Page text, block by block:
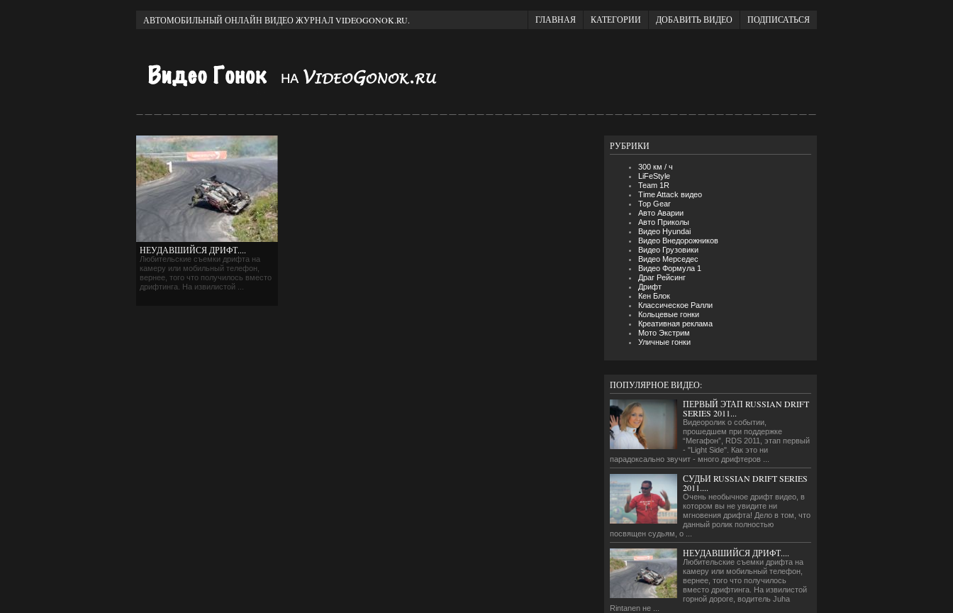
АВТОМОБИЛЬНЫЙ ОНЛАЙН ВИДЕО ЖУРНАЛ VIDEOGONOK.RU. ГЛАВНАЯ КАТЕГОРИИ ДОБАВИТЬ ВИДЕО ПОДПИСАТЬСЯ
НЕУДАВШИЙСЯ ДРИФТ....
Любительские съемки дрифта на
камеру или мобильный телефон,
вернее, того что получилось вместо
дрифтинга. На извилистой ...
РУБРИКИ
300 км / ч
LiFeStyle
Team 1R
Time Attack видео
Top Gear
Авто Аварии
Авто Приколы
Видео Hyundai
Видео Внедорожников
Видео Грузовики
Видео Мерседес
Видео Формула 1
Драг Рейсинг
Дрифт
Кен Блок
Классическое Ралли
Кольцевые гонки
Креативная реклама
Мото Экстрим
Уличные гонки
ПОПУЛЯРНОЕ ВИДЕО:
ПЕРВЫЙ ЭТАП RUSSIAN DRIFT
SERIES 2011...
Видеоролик о событии,
прошедшем при поддержке
“Мегафон”, RDS 2011, этап первый
- "Light Side". Как это ни
парадоксально звучит - много дрифтеров ...
СУДЬИ RUSSIAN DRIFT SERIES
2011....
Очень необычное дрифт видео, в
котором вы не увидите ни
мгновения дрифта! Дело в том, что
данный ролик полностью
посвящен судьям, о ...
НЕУДАВШИЙСЯ ДРИФТ....
Любительские съемки дрифта на
камеру или мобильный телефон,
вернее, того что получилось
вместо дрифтинга. На извилистой
горной дороге, водитель Juha
Rintanen не ...